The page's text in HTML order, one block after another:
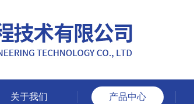
关于我们 产品中心